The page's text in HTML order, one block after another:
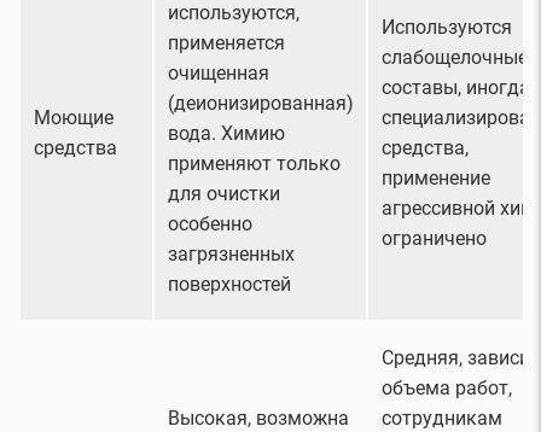
Моющие
средства
используются,
применяется
очищенная
(деионизированная)
вода. Химию
применяют только
для очистки
особенно
загрязненных
поверхностей
Используются
слабощелочные
составы, иногда
средства,
применение
агрессивной
ограничено
Высокая, возможна
Средняя,
объема работ,
сотрудникам